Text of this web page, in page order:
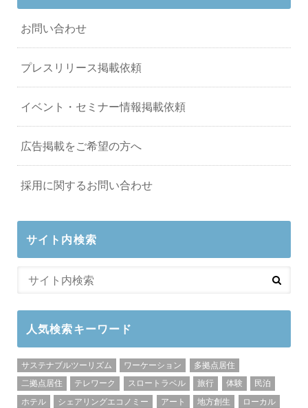
お問い合わせ
プレスリリース掲載依頼
イベント・セミナー情報掲載依頼
広告掲載をご希望の方へ
採用に関するお問い合わせ
サイト内検索
人気検索キーワード
サステナブルツーリズム ワーケーション
多拠点居住
二拠点居住
テレワーク スロートラベル 旅行 体験
民泊
ホテル
シェアリングエコノミー アート 地方創生
ローカル